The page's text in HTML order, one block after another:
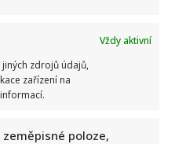
Vždy aktivní
zdrojů údajů,
zařízení na
poloze,
z počátku 20. století